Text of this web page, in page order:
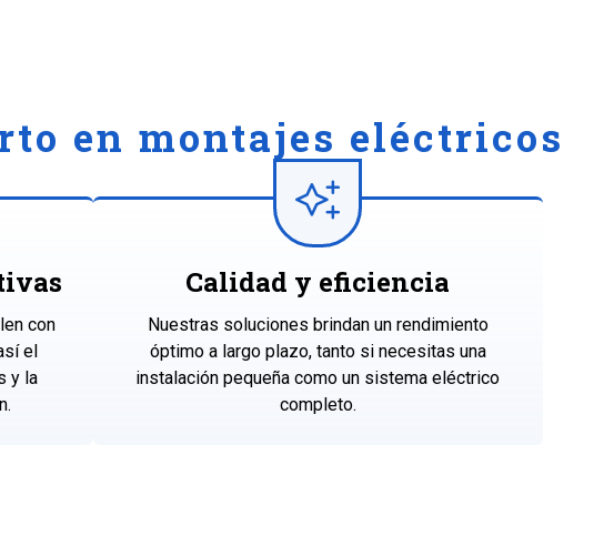
en montajes eléctricos
con
el
y la
Calidad y eficiencia
Nuestras soluciones brindan un rendimiento
óptimo a largo plazo, tanto si necesitas una
instalación pequeña como un sistema eléctrico
completo.